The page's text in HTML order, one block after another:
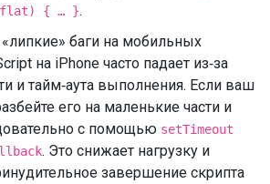
{ … }.
баги на мобильных
на iPhone часто падает из‑за
и тайм‑аута выполнения. Если ваш
его на маленькие части и
с помощью setTimeout
. Это снижает нагрузку и
завершение скрипта